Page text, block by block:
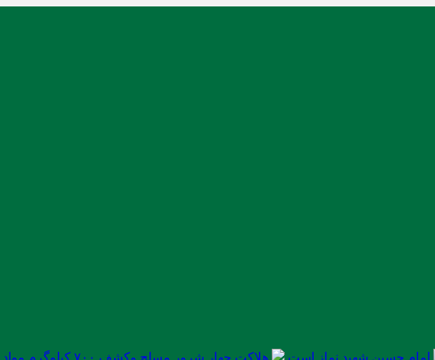
امام حسین شهید نماز است هلاکت چهار شرور مسلح وکشف ۷۰۰ کیلوگرم مواد مخدر